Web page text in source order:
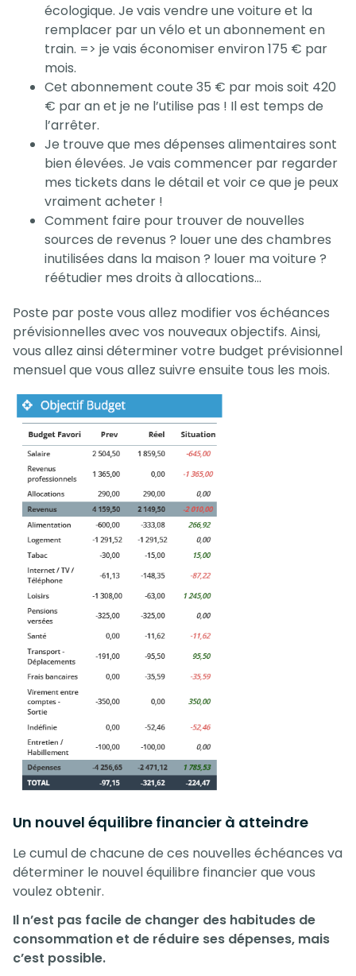
écologique. Je vais vendre une voiture et la
remplacer par un vélo et un abonnement en
train. => je vais économiser environ 175 € par
mois.
Cet abonnement coute 35 € par mois soit 420
€ par an et je ne l’utilise pas ! Il est temps de
l’arrêter.
Je trouve que mes dépenses alimentaires sont
bien élevées. Je vais commencer par regarder
mes tickets dans le détail et voir ce que je peux
vraiment acheter !
Comment faire pour trouver de nouvelles
sources de revenus ? louer une des chambres
inutilisées dans la maison ? louer ma voiture ?
réétudier mes droits à allocations…
Poste par poste vous allez modifier vos échéances
prévisionnelles avec vos nouveaux objectifs. Ainsi,
vous allez ainsi déterminer votre budget prévisionnel
mensuel que vous allez suivre ensuite tous les mois.
Un nouvel équilibre financier à atteindre
Le cumul de chacune de ces nouvelles échéances va
déterminer le nouvel équilibre financier que vous
voulez obtenir.
Il n’est pas facile de changer des habitudes de
consommation et de réduire ses dépenses, mais
c’est possible.